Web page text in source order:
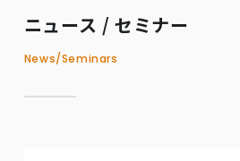
ニュース / セミナー
News/Seminars